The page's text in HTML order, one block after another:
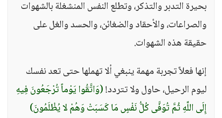
بحيرة التدبر والتذكر، وتطلع النفس المنشغلة بالشهوات
والصراعات، والأحقاد والضغائن، والحسد والغل على
حقيقة هذه الشهوات.
إنها فعلاً تجربة مهمة ينبغي ألا تهملها حتى تعد نفسك
ليوم الرحيل، حاول ولا تتردد!(وَاتَّقُوا يَوْماً تُرْجَعُونَ فِيهِ
إِلَى اللَّهِ ثُمَّ تُوَفَّى كُلُّ نَفْسٍ مَا كَسَبَتْ وَهُمْ لا يُظْلَمُونَ)